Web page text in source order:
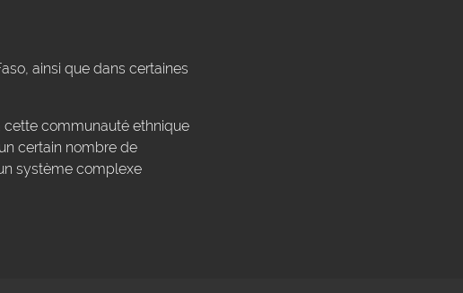
ainsi que dans certaines
cette communauté ethnique
certain nombre de
système complexe